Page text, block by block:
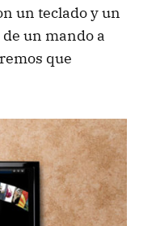
un teclado y un
un mando a
que